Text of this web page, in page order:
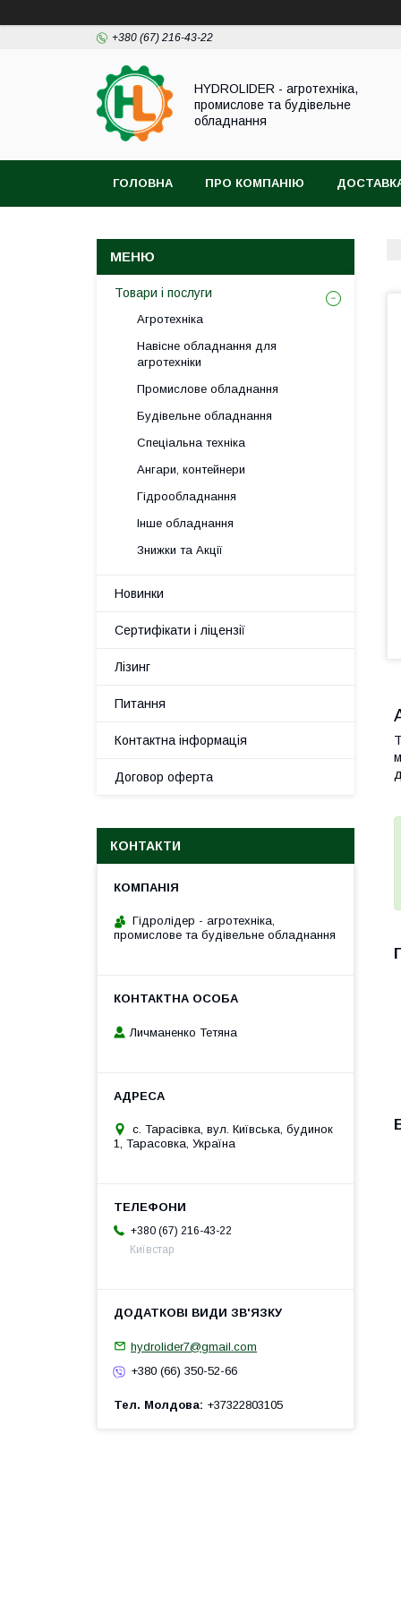
+380 (67) 216-43-22
HYDROLIDER - агротехніка,
промислове та будівельне
обладнання
ГОЛОВНА ПРО КОМПАНІЮ
Товари і послуги
Агротехніка
Навісне обладнання для
агротехніки
Промислове обладнання
Будівельне обладнання
Спеціальна техніка
Ангари, контейнери
Гідрообладнання
Інше обладнання
Знижки та Акції
Новинки
Сертифікати і ліцензії
Лізинг
Питання
Контактна інформація
Договор оферта
КОНТАКТИ
Гідролідер - агротехніка,
промислове та будівельне обладнання
Личманенко Тетяна
с. Тарасівка, вул. Київська, будинок
1, Тарасовка, Україна
+380 (67) 216-43-22
Київстар
hydrolider7@gmail.com
+380 (66) 350-52-66
Тел. Молдова +37322803105